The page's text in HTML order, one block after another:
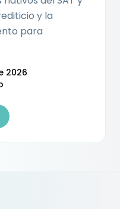
y la
para
2026